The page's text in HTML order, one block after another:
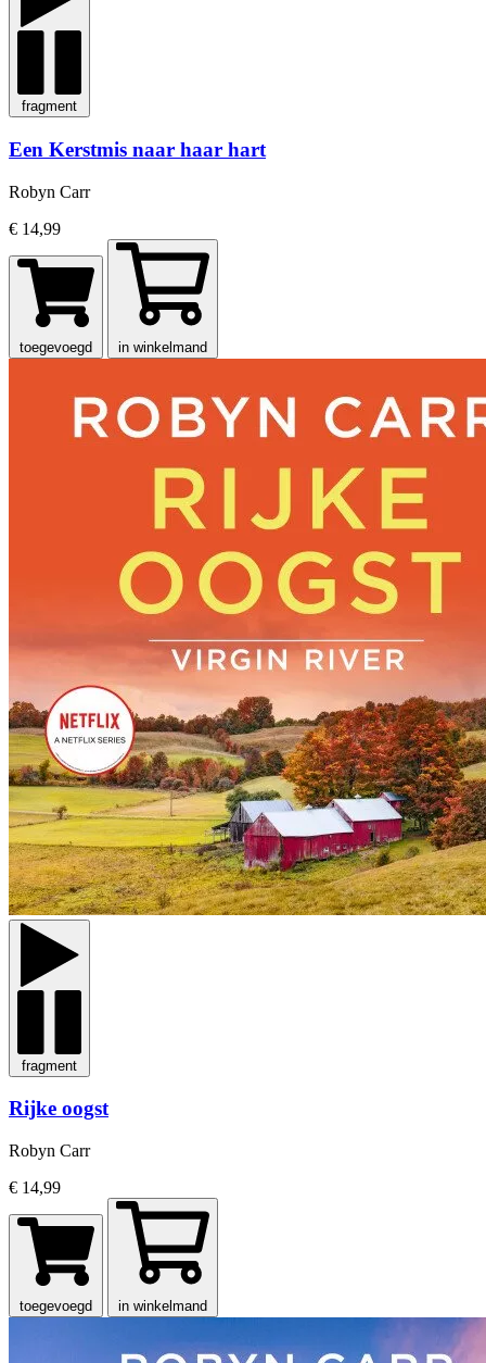
fragment
Een Kerstmis naar haar hart
Robyn Carr
€ 14,99
toegevoegd in winkelmand
fragment
Rijke oogst
Robyn Carr
€ 14,99
toegevoegd in winkelmand